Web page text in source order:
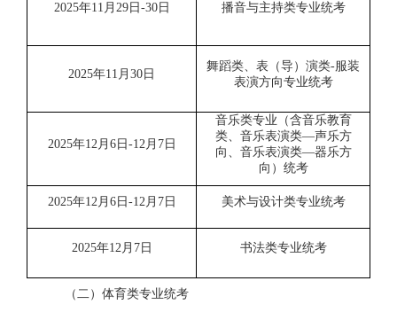
2025年11月29日-30日 播音与主持类专业统考
2025年11月30日
舞蹈类、表（导）演类-服装
表演方向专业统考
2025年12月6日-12月7日
音乐类专业（含音乐教育
类、音乐表演类—声乐方
向、音乐表演类—器乐方
向）统考
2025年12月6日-12月7日 美术与设计类专业统考
2025年12月7日 书法类专业统考
（二）体育类专业统考